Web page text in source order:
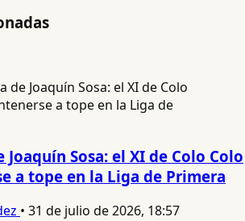
Sosa: el XI de Colo Colo
a tope en la Liga de Primera
• 31 de julio de 2026, 18:57